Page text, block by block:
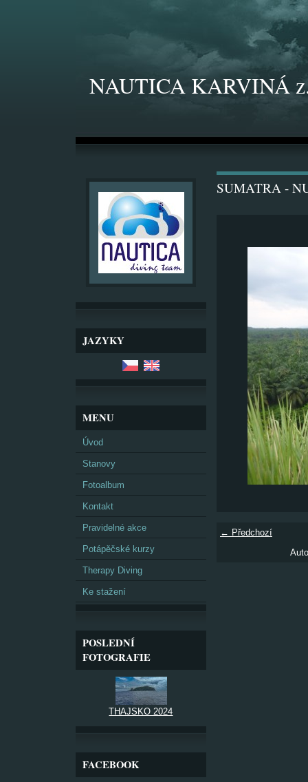
NAUTICA KARVINÁ
JAZYKY
MENU
Úvod
Stanovy
Fotoalbum
Kontakt
Pravidelné akce
Potápěčské kurzy
Therapy Diving
Ke stažení
POSLEDNÍ
FOTOGRAFIE
THAJSKO 2024
FACEBOOK
SUMATRA -
← Předchozí